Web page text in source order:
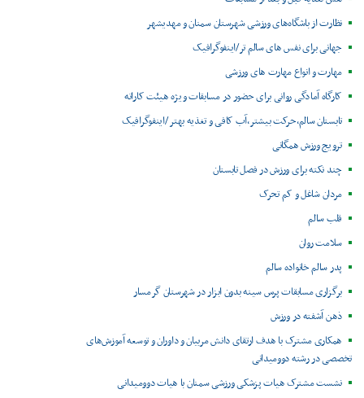
نظارت از باشگاه‌های ورزشی شهرستان سمنان و مهدیشهر
جهانی برای نفس های سالم تر/اینفوگرافیک
مهارت و انواع مهارت های ورزشی
کارگاه آمادگی روانی برای حضور در مسابقات ویژه هیئت کاراته
تابستان سالم،حرکت بیشتر،آب کافی و تغذیه بهتر /اینفوگرافیک
ترویج ورزش همگانی
چند نکته برای ورزش در فصل تابستان
مردان شاغل و کم تحرک
قلب سالم
سلامت روان
پدر سالم خانواده سالم
برگزاری مسابقات پرس سینه بدون ابزار در شهرستان گرمسار
ذهن آشفته در ورزش
همکاری مشترک با هدف ارتقای دانش مربیان و داوران و توسعه آموزش‌های
تخصصی در رشته دوومیدانی
نشست مشترک هیات پزشکی ورزشی سمنان با هیات دوومیدانی